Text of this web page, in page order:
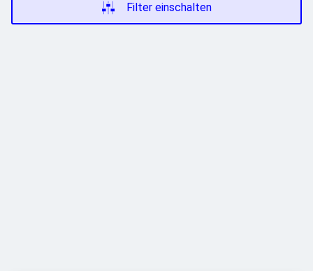
Filter einschalten